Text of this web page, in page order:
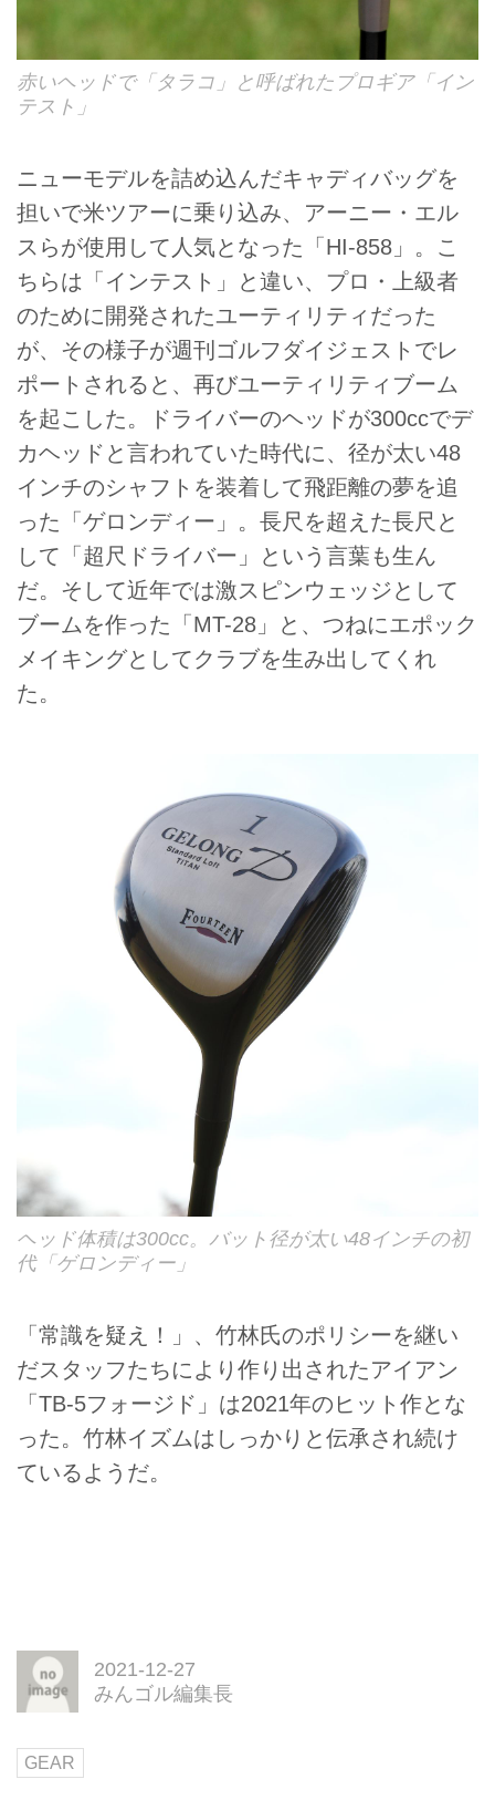
赤いヘッドで「タラコ」と呼ばれたプロギア「イン
テスト」
ニューモデルを詰め込んだキャディバッグを
担いで米ツアーに乗り込み、アーニー・エル
スらが使用して人気となった「HI-858」。こ
ちらは「インテスト」と違い、プロ・上級者
のために開発されたユーティリティだった
が、その様子が週刊ゴルフダイジェストでレ
ポートされると、再びユーティリティブーム
を起こした。ドライバーのヘッドが300ccでデ
カヘッドと言われていた時代に、径が太い48
インチのシャフトを装着して飛距離の夢を追
った「ゲロンディー」。長尺を超えた長尺と
して「超尺ドライバー」という言葉も生ん
だ。そして近年では激スピンウェッジとして
ブームを作った「MT-28」と、つねにエポック
メイキングとしてクラブを生み出してくれ
た。
ヘッド体積は300cc。バット径が太い48インチの初
代「ゲロンディー」
「常識を疑え！」、竹林氏のポリシーを継い
だスタッフたちにより作り出されたアイアン
「TB-5フォージド」は2021年のヒット作とな
った。竹林イズムはしっかりと伝承され続け
ているようだ。
2021-12-27
みんゴル編集長
GEAR